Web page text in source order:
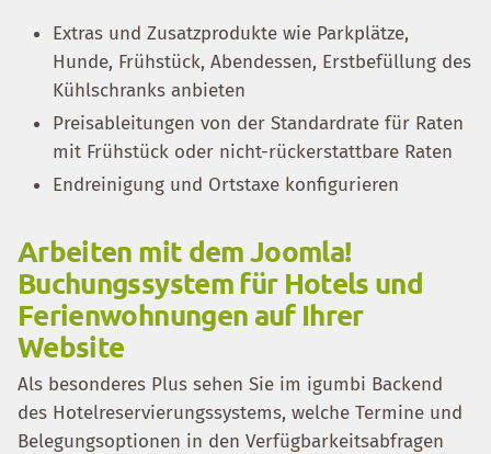
Extras und Zusatzprodukte wie Parkplätze,
Hunde, Frühstück, Abendessen, Erstbefüllung des
Kühlschranks anbieten
Preisableitungen von der Standardrate für Raten
mit Frühstück oder nicht-rückerstattbare Raten
Endreinigung und Ortstaxe konfigurieren
Arbeiten mit dem Joomla!
Buchungssystem für Hotels und
Ferienwohnungen auf Ihrer
Website
Als besonderes Plus sehen Sie im igumbi Backend
des Hotelreservierungssystems, welche Termine und
Belegungsoptionen in den Verfügbarkeitsabfragen